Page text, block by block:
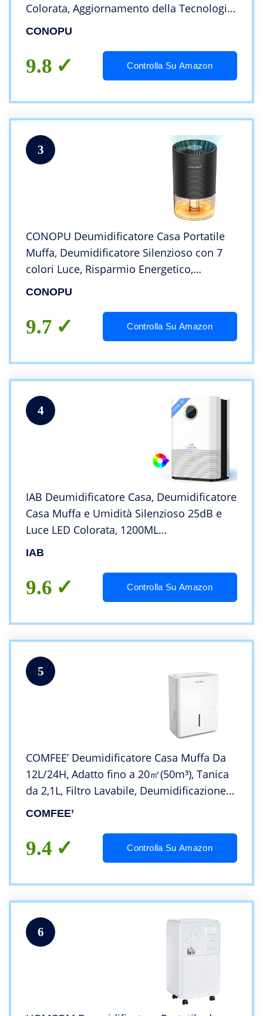
Colorata, Aggiornamento della Tecnologia
Peltier, Deumidificatore Portatile e Ultra
CONOPU
9.8 Controlla Su Amazon
3
CONOPU Deumidificatore Casa Portatile
Muffa, Deumidificatore Silenzioso con 7
colori Luce, Risparmio Energetico,
Spegnimento Automatico, Deumidificatore
CONOPU
9.7 Controlla Su Amazon
4
IAB Deumidificatore Casa, Deumidificatore
Casa Muffa e Umidità Silenzioso 25dB e
Luce LED Colorata, 1200ML
Deumidificatore Portatile Assorbi Umidità
IAB
9.6 Controlla Su Amazon
5
COMFEE’ Deumidificatore Casa Muffa Da
12L/24H, Adatto fino a 20㎡(50m³), Tanica
da 2,1L, Filtro Lavabile, Deumidificazione
Silenziosa, Drenaggio Continuo, Maniglia
COMFEE’
9.4 Controlla Su Amazon
6